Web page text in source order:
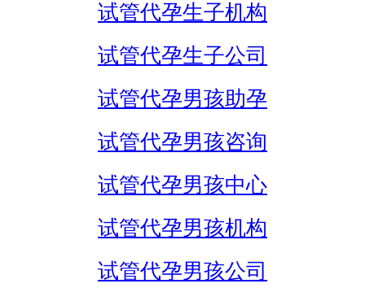
试管代孕生子机构
试管代孕生子公司
试管代孕男孩助孕
试管代孕男孩咨询
试管代孕男孩中心
试管代孕男孩机构
试管代孕男孩公司